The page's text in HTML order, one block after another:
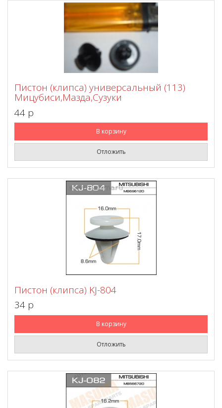
Пистон (клипса) универсальный (113)
Мицубиси,Мазда,Сузуки
44 p
В корзину
Отложить
Пистон (клипса) KJ-804
34 p
В корзину
Отложить